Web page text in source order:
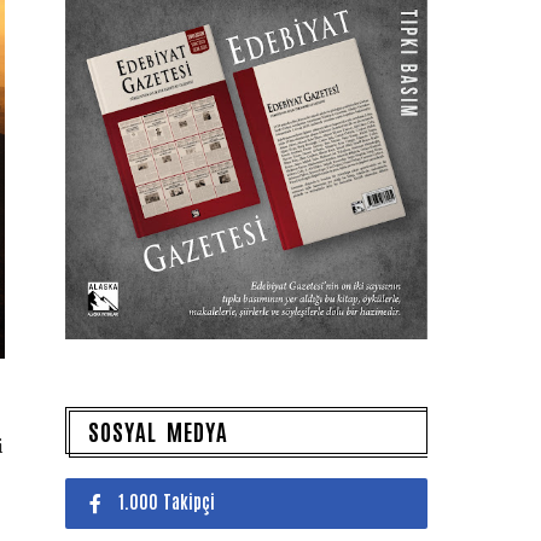
SOSYAL MEDYA
1.000 Takipçi